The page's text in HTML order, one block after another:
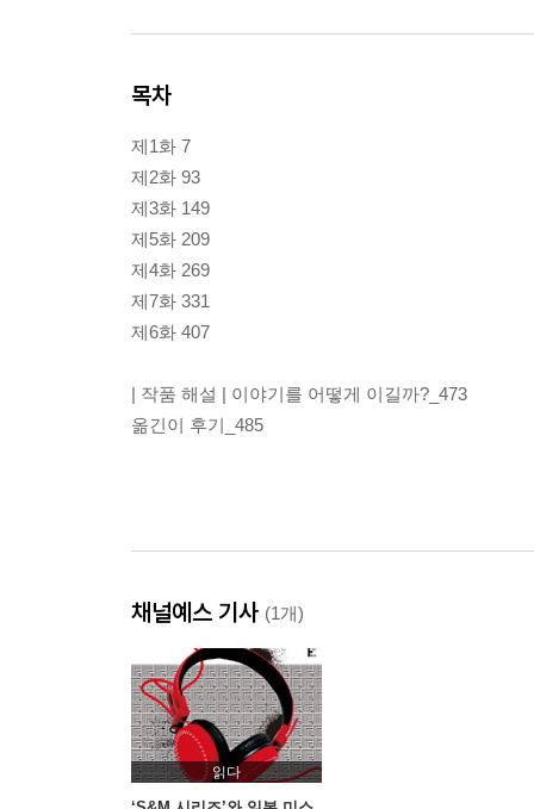
목차
제1화 7
제2화 93
제3화 149
제5화 209
제4화 269
제7화 331
제6화 407
| 작품 해설 | 이야기를 어떻게 이길까?_473
옮긴이 후기_485
채널예스 기사 (1개)
읽다